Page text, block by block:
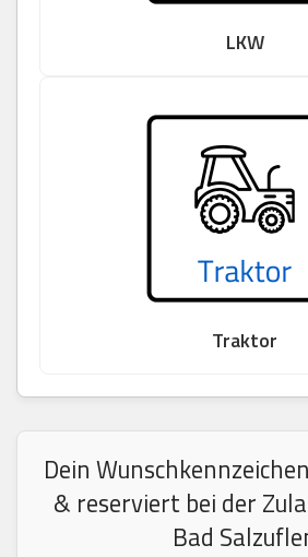
LKW
Traktor
Dein
& reserviert bei der
Bad